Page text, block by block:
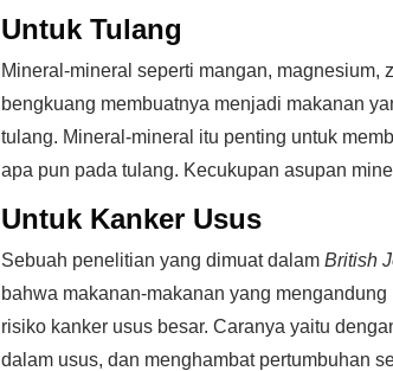
Untuk Tulang
Mineral-mineral seperti mangan, magnesium,
bengkuang membuatnya menjadi makanan
tulang. Mineral-mineral itu penting untuk
apa pun pada tulang. Kecukupan asupan
Untuk Kanker Usus
Sebuah penelitian yang dimuat dalam British
bahwa makanan-makanan yang
risiko kanker usus besar. Caranya yaitu
dalam usus, dan menghambat pertumbuhan